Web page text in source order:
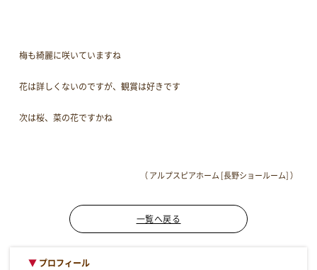
梅も綺麗に咲いていますね
花は詳しくないのですが、観賞は好きです
次は桜、菜の花ですかね
（ アルプスピアホーム [長野ショールーム] ）
一覧へ戻る
▼ プロフィール